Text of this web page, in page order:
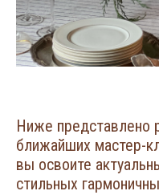
Ниже представлено
ближайших мастер-
вы освоите
стильных